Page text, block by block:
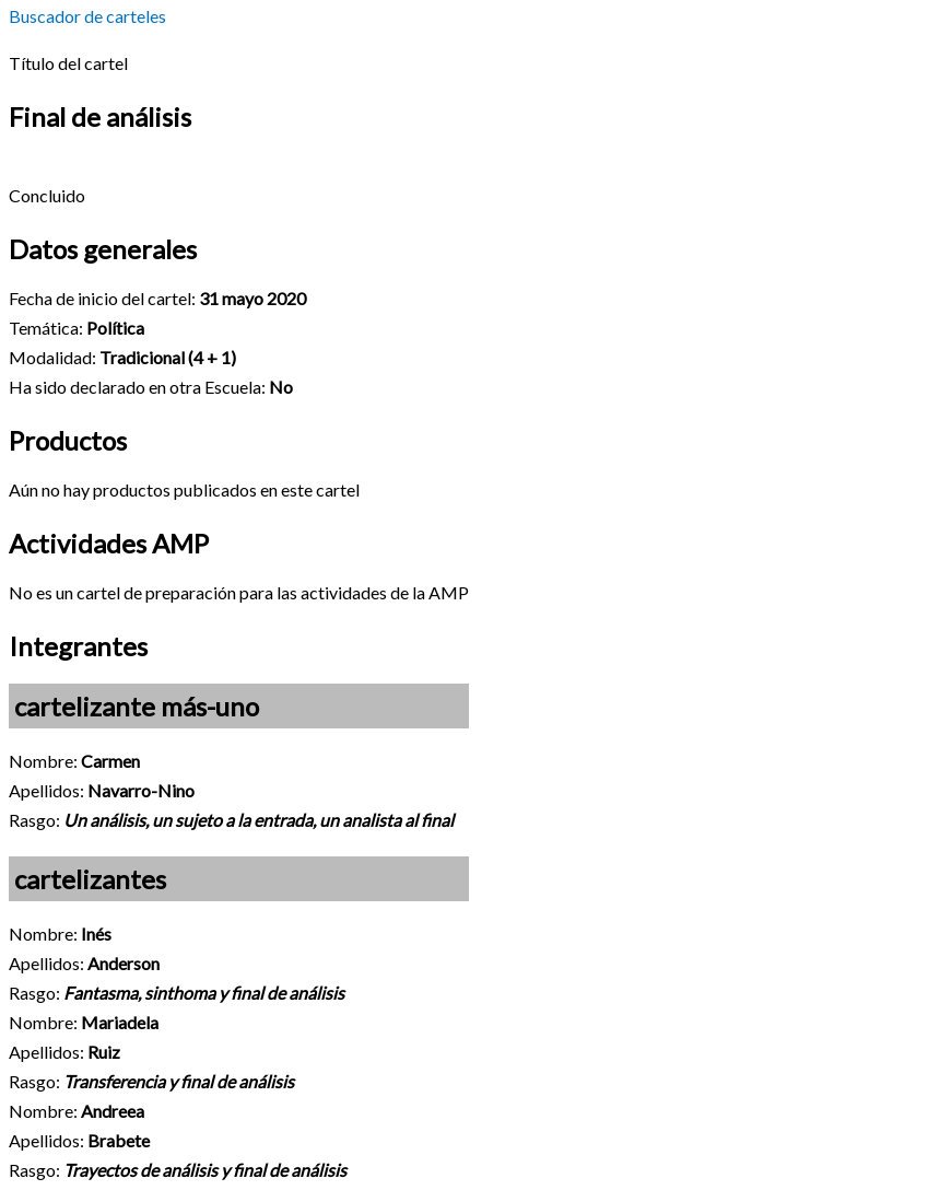
Buscador de carteles
Título del cartel
Final de análisis
Concluido
Datos generales
Fecha de inicio del cartel: 31 mayo 2020
Temática: Política
Modalidad: Tradicional (4 + 1)
Ha sido declarado en otra Escuela: No
Productos
Aún no hay productos publicados en este cartel
Actividades AMP
No es un cartel de preparación para las actividades de la AMP
Integrantes
cartelizante más-uno
Nombre: Carmen
Apellidos: Navarro-Nino
Rasgo: Un análisis, un sujeto a la entrada, un analista al final
cartelizantes
Nombre: Inés
Apellidos: Anderson
Rasgo: Fantasma, sinthoma y final de análisis
Nombre: Mariadela
Apellidos: Ruiz
Rasgo: Transferencia y final de análisis
Nombre: Andreea
Apellidos: Brabete
Rasgo: Trayectos de análisis y final de análisis